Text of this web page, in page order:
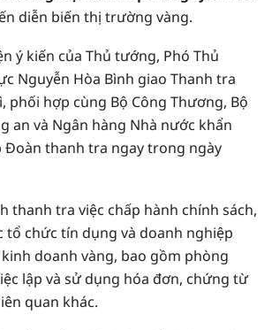
diễn biến thị trường vàng.
ý kiến của Thủ tướng, Phó Thủ
Nguyễn Hòa Bình giao Thanh tra
phối hợp cùng Bộ Công Thương, Bộ
an và Ngân hàng Nhà nước khẩn
thanh tra ngay trong ngày
thanh tra việc chấp hành chính sách,
tổ chức tín dụng và doanh nghiệp
doanh vàng, bao gồm phòng
lập và sử dụng hóa đơn, chứng từ
quan khác.